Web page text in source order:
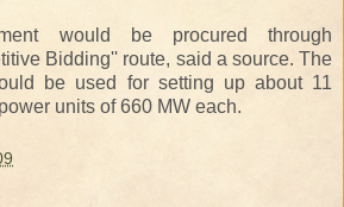
would be procured through
Bidding'' route, said a source. The
be used for setting up about 11
units of 660 MW each.